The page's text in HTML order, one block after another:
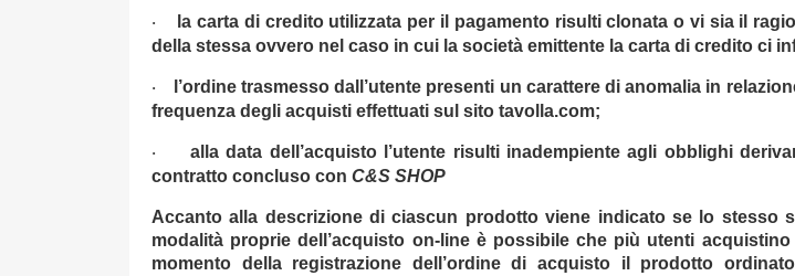
·
la carta di credito utilizzata per il pagamento risulti clonata o vi sia il
della stessa ovvero nel caso in cui la società emittente la carta di credito ci
·
l’ordine trasmesso dall’utente presenti un carattere di anomalia in
frequenza degli acquisti effettuati sul sito tavolla.com;
·
alla data dell’acquisto l’utente risulti inadempiente agli obblighi
contratto concluso con C&S SHOP
Accanto alla descrizione di ciascun prodotto viene indicato se lo stesso
modalità proprie dell’acquisto on-line è possibile che più utenti
momento della registrazione dell’ordine di acquisto il prodotto